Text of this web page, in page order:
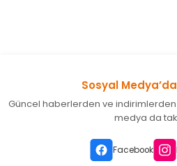
Ürün resmi kalitesiz, bozuk veya
Ürün açıklamasında eksik
Ürün fiyatı diğer sitelerden daha
Sosyal
Güncel haberlerden ve
medya da
Facebook